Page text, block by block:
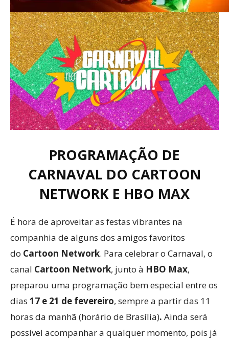
PROGRAMAÇÃO DE
CARNAVAL DO CARTOON
NETWORK E HBO MAX
É hora de aproveitar as festas vibrantes na
companhia de alguns dos amigos favoritos
do Cartoon Network. Para celebrar o Carnaval, o
canal Cartoon Network, junto à HBO Max,
preparou uma programação bem especial entre os
dias 17 e 21 de fevereiro, sempre a partir das 11
horas da manhã (horário de Brasília). Ainda será
possível acompanhar a qualquer momento, pois já